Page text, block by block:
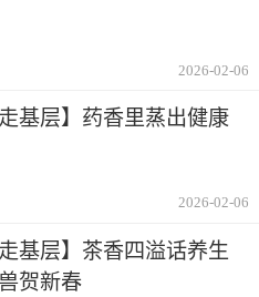
2026-02-06
走基层】药香里蒸出健康
2026-02-06
走基层】茶香四溢话养生
贺新春